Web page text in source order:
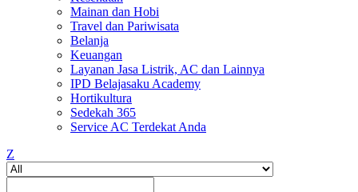
Mainan dan Hobi
Travel dan Pariwisata
Belanja
Keuangan
Layanan Jasa Listrik, AC dan Lainnya
IPD Belajasaku Academy
Hortikultura
Sedekah 365
Service AC Terdekat Anda
Z